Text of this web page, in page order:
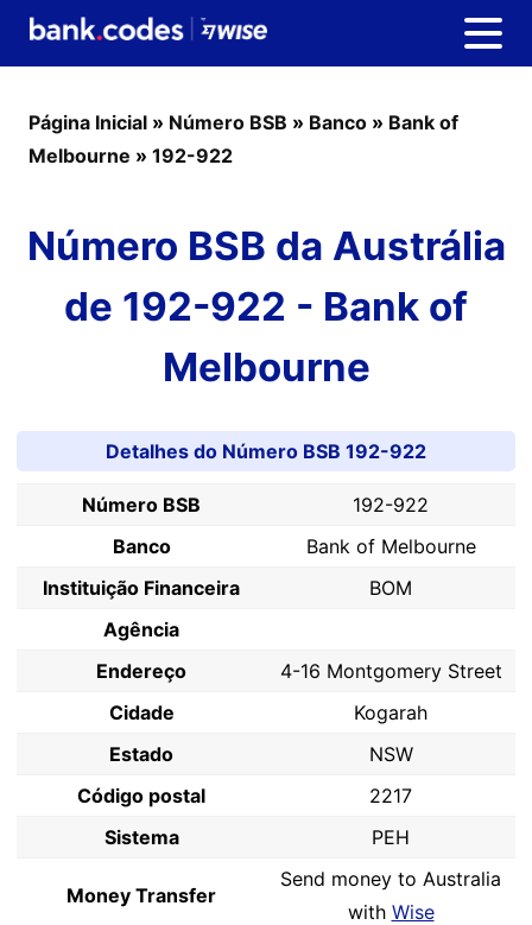
Página Inicial » Número BSB » Banco » Bank of
Melbourne » 192-922
Número BSB da Austrália
de 192-922 - Bank of
Melbourne
Detalhes do Número BSB 192-922
Número BSB
192-922
Banco
Bank of Melbourne
Instituição Financeira
BOM
Agência
Endereço
4-16 Montgomery Street
Cidade
Kogarah
Estado
NSW
Código postal
2217
Sistema
PEH
Money Transfer
Send money to Australia
with Wise